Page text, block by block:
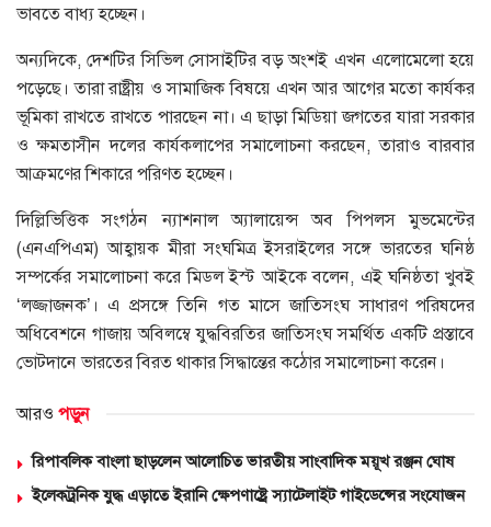
ভাবতে বাধ্য হচ্ছেন।
অন্যদিকে, দেশটির সিভিল সোসাইটির বড় অংশই এখন এলোমেলো হয়ে
পড়েছে। তারা রাষ্ট্রীয় ও সামাজিক বিষয়ে এখন আর আগের মতো কার্যকর
ভূমিকা রাখতে রাখতে পারছেন না। এ ছাড়া মিডিয়া জগতের যারা সরকার
ও ক্ষমতাসীন দলের কার্যকলাপের সমালোচনা করছেন, তারাও বারবার
আক্রমণের শিকারে পরিণত হচ্ছেন।
দিল্লিভিত্তিক সংগঠন ন্যাশনাল অ্যালায়েন্স অব পিপলস মুভমেন্টের
(এনএপিএম) আহ্বায়ক মীরা সংঘমিত্র ইসরাইলের সঙ্গে ভারতের ঘনিষ্ঠ
সম্পর্কের সমালোচনা করে মিডল ইস্ট আইকে বলেন, এই ঘনিষ্ঠতা খুবই
‘লজ্জাজনক’। এ প্রসঙ্গে তিনি গত মাসে জাতিসংঘ সাধারণ পরিষদের
অধিবেশনে গাজায় অবিলম্বে যুদ্ধবিরতির জাতিসংঘ সমর্থিত একটি প্রস্তাবে
ভোটদানে ভারতের বিরত থাকার সিদ্ধান্তের কঠোর সমালোচনা করেন।
আরও পড়ুন
রিপাবলিক বাংলা ছাড়লেন আলোচিত ভারতীয় সাংবাদিক ময়ূখ রঞ্জন ঘোষ
ইলেকট্রনিক যুদ্ধ এড়াতে ইরানি ক্ষেপণাষ্ট্রে স্যাটেলাইট গাইডেন্সের সংযোজন